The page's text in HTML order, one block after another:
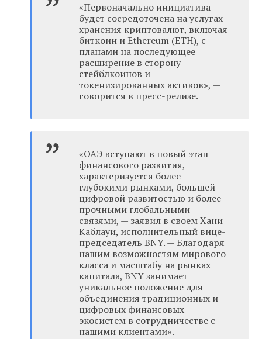
«Первоначально инициатива
будет сосредоточена на услугах
хранения криптовалют, включая
биткоин и Ethereum (ETH), с
планами на последующее
расширение в сторону
стейблкоинов и
токенизированных активов», —
говорится в пресс-релизе.
«ОАЭ вступают в новый этап
финансового развития,
характеризуется более
глубокими рынками, большей
цифровой развитостью и более
прочными глобальными
связями, — заявил в своем Хани
Каблауи, исполнительный вице-
председатель BNY. — Благодаря
нашим возможностям мирового
класса и масштабу на рынках
капитала, BNY занимает
уникальное положение для
объединения традиционных и
цифровых финансовых
экосистем в сотрудничестве с
нашими клиентами».